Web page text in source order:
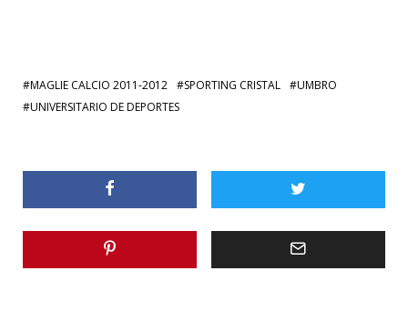
MAGLIE CALCIO 2011-2012 SPORTING CRISTAL
UMBRO
UNIVERSITARIO DE DEPORTES